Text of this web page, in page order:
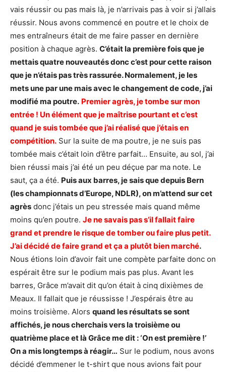
vais réussir ou pas mais là, je n’arrivais pas à voir si j’allais
réussir. Nous avons commencé en poutre et le choix de
mes entraîneurs était de me faire passer en dernière
position à chaque agrès. C’était la première fois que je
mettais quatre nouveautés donc c’est pour cette raison
que je n’étais pas très rassurée. Normalement, je les
mets une par une mais avec le changement de code, j’ai
modifié ma poutre. Premier agrès, je tombe sur mon
entrée ! Un élément que je maîtrise pourtant et c’est
quand je suis tombée que j’ai réalisé que j’étais en
compétition. Sur la suite de ma poutre, je ne suis pas
tombée mais c’était loin d’être parfait… Ensuite, au sol, j’ai
bien réussi mais j’ai été un peu déçue par ma note. Le
saut, ça a été. Puis aux barres, je sais que depuis Bern
(les championnats d’Europe, NDLR), on m’attend sur cet
agrès donc j’étais un peu stressée mais quand même
moins qu’en poutre. Je ne savais pas s’il fallait faire
grand et prendre le risque de tomber ou faire plus petit.
J’ai décidé de faire grand et ça a plutôt bien marché.
Nous étions loin d’avoir fait une compète parfaite donc on
espérait être sur le podium mais pas plus. Avant les
barres, Grâce m’avait dit qu’on était à cinq dixièmes de
Meaux. Il fallait que je réussisse ! J’espérais être au
moins troisième. Alors quand les résultats se sont
affichés, je nous cherchais vers la troisième ou
quatrième place et là Grâce me dit : ‘On est première !’
On a mis longtemps à réagir… Sur le podium, nous avons
décidé d’emmener le t-shirt que nous avions fait pour